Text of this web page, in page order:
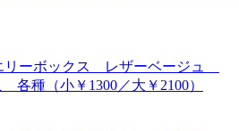
リーボックス レザーベージュ
種（小￥1300／大￥2100）